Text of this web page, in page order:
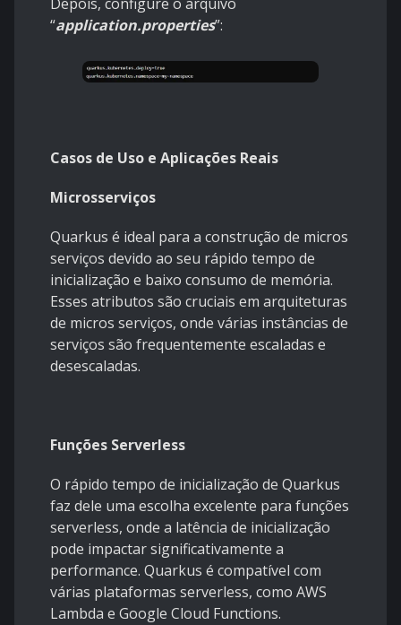
“application.properties”:
Casos de Uso e Aplicações Reais
Microsserviços
Quarkus é ideal para a construção de micros
serviços devido ao seu rápido tempo de
inicialização e baixo consumo de memória.
Esses atributos são cruciais em arquiteturas
de micros serviços, onde várias instâncias de
serviços são frequentemente escaladas e
desescaladas.
Funções Serverless
O rápido tempo de inicialização de Quarkus
faz dele uma escolha excelente para funções
serverless, onde a latência de inicialização
pode impactar significativamente a
performance. Quarkus é compatível com
várias plataformas serverless, como AWS
Lambda e Google Cloud Functions.